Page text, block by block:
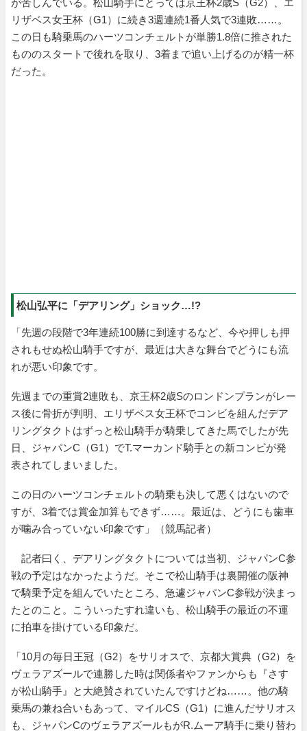
リザベス女王杯（G1）に続き3週連続1番人気で3連敗……。
この日も騎乗馬のハーツコンチェルトが単勝1.8倍に推された
もののスタートで後れを取り、3着まで追い上げるのが精一杯
だった。
松山弘平に「デアリング」ショック…!?
「先週の段階で3年連続100勝に到達するなど、今や押しも押
されもせぬ松山騎手ですが、最近は大きな舞台でどうにも流
れが悪い印象です。
先週までの重賞2連敗も、京王杯2歳Sのロンドンプランがレー
ス後に骨折が判明、エリザベス女王杯でコンビを組んだデア
リングタクトはずっと松山騎手が騎乗してきた馬でしたが先
日、ジャパンC（G1）でT.マーカンド騎手との新コンビが発
表されてしまいました。
この日のハーツコンチェルトの騎乗も決して悪くはないので
すが、3着では賞金加算もできず……。最近は、どうにも歯車
が噛み合っていない印象です」（競馬記者）
記者曰く、デアリングタクトについては当初、ジャパンC参
戦の予定はなかったようだ。そこで松山騎手は裏開催の阪神
で騎乗予定を組んでいたところ、急遽ジャパンC参戦が決まっ
たとのこと。こういったすれ違いも、松山騎手の最近の不運
に拍車を掛けている印象だ。
「10月の毎日王冠（G2）をサリオスで、京都大賞典（G2）を
ヴェラアズールで連勝した時は関係者やファンからも『さす
が松山騎手』と大絶賛されていたんですけどね……。他の騎
乗馬の兼ね合いもあって、マイルCS（G1）に進んだサリオス
も、ジャパンCのヴェラアズールもがR.ムーア騎手に乗り替わ